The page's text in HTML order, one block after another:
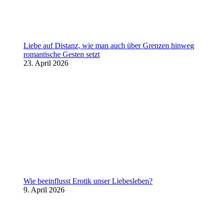
Liebe auf Distanz, wie man auch über Grenzen hinweg
romantische Gesten setzt
23. April 2026
Wie beeinflusst Erotik unser Liebesleben?
9. April 2026